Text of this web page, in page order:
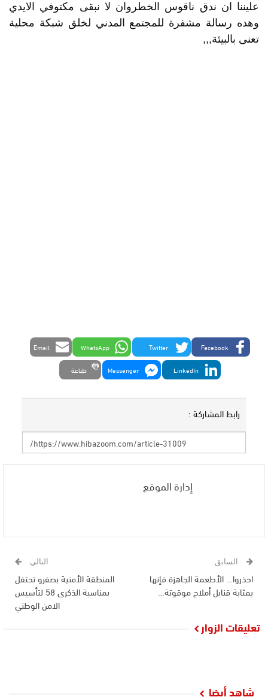
عليننا ان ندق ناقوس الخطروان لا نبقى مكتوفي الايدي
وهده رسالة مشفرة للمجتمع المدني لخلق شبكة محلية
تعنى بالبيئة,,,
Facebook
Twitter
WhatsApp
Email
LinkedIn
Messenger طباعة
رابط المشاركة :
إدارة الموقع
السابق
احذروا… الأطعمة الجاهزة فإنها
بمثابة قنابل أملاح موقوتة…
التالي
المنطقة الأمنية بصفرو تحتفل
بمناسبة الذكرى 58 لتأسيس
الامن الوطني
تعليقات الزوار
شاهد أيضا